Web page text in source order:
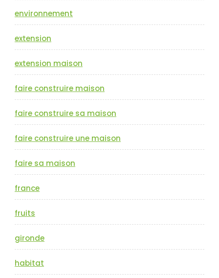
environnement
extension
extension maison
faire construire maison
faire construire sa maison
faire construire une maison
faire sa maison
france
fruits
gironde
habitat